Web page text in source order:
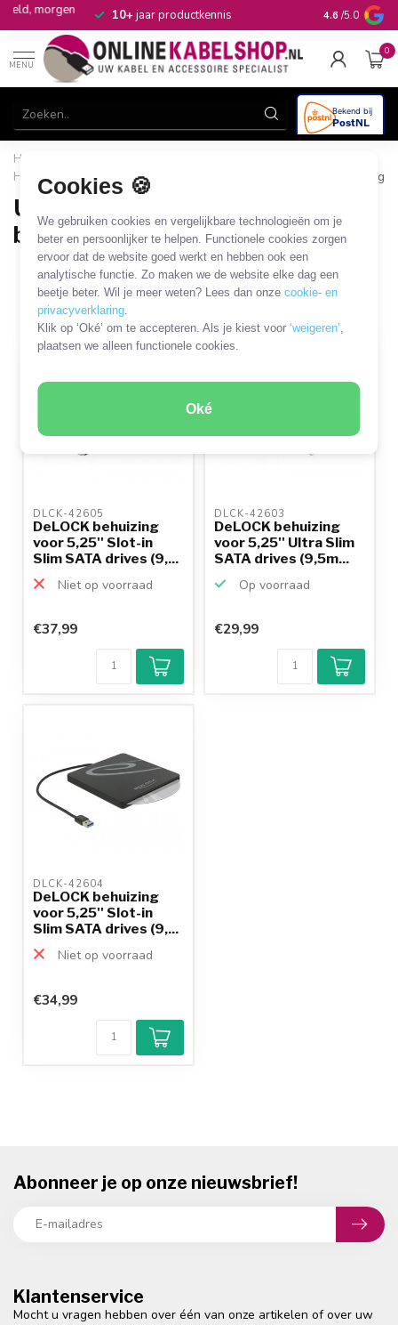
Cookies 🍪
We gebruiken cookies en vergelijkbare technologieën om je
beter en persoonlijker te helpen. Functionele cookies zorgen
ervoor dat de website goed werkt en hebben ook een
analytische functie. Zo maken we de website elke dag een
beetje beter. Wil je meer weten? Lees dan onzecookie- en
privacyverklaring.
Klik op ‘Oké’ om te accepteren. Als je kiest voor‘weigeren’,
plaatsen we alleen functionele cookies.
Oké
10+jaar productkennis 4.6 /5.0
MENU
0
Home
HDD/SSD en overige drives
USB3.0 5,25'' SATA drives behuizing
USB3.0 5,25'' SATA drives
behuizing
3 PRODUCTEN
Filters
DLCK-42605
DeLOCK behuizing
voor 5,25'' Slot-in
Slim SATA drives (9,...
Niet op voorraad
€37,99
DLCK-42603
DeLOCK behuizing
voor 5,25'' Ultra Slim
SATA drives (9,5m...
Op voorraad
€29,99
DLCK-42604
DeLOCK behuizing
voor 5,25'' Slot-in
Slim SATA drives (9,...
Niet op voorraad
€34,99
Klantenservice
Mocht u vragen hebben over één van onze artikelen of over uw
Abonneer je op onze nieuwsbrief!